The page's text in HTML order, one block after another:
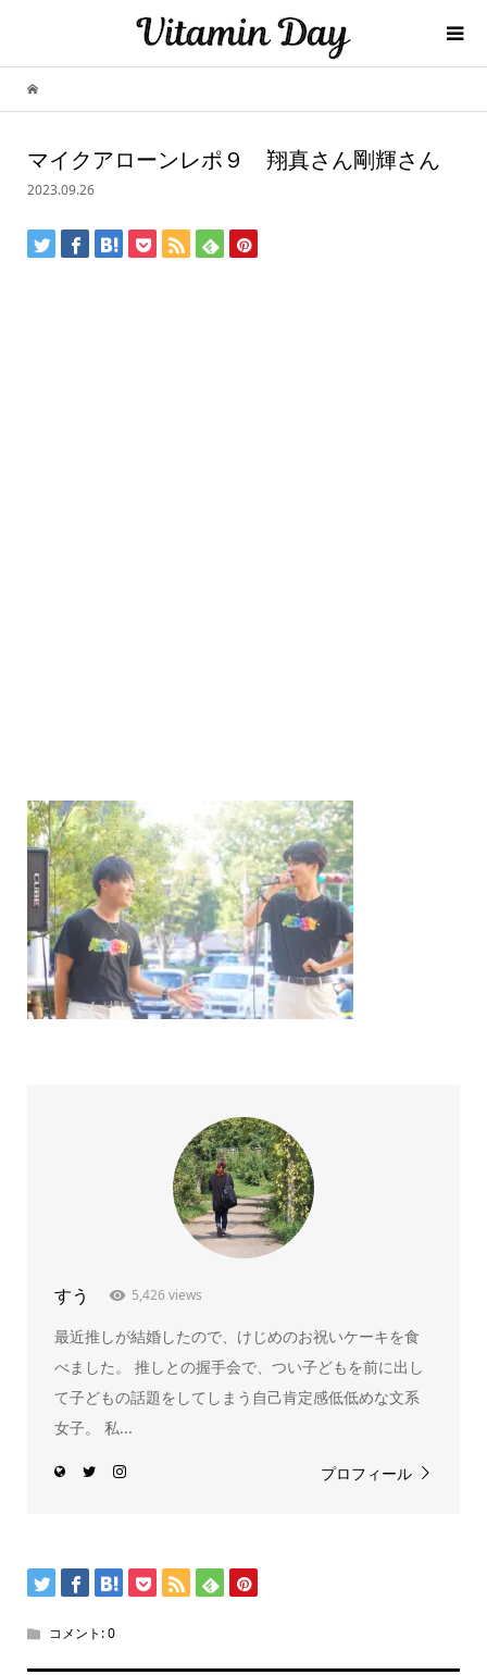
マイクアローンレポ９ 翔真さん剛輝さん
2023.09.26
すう 5,426 views
最近推しが結婚したので、けじめのお祝いケーキを食
べました。 推しとの握手会で、つい子どもを前に出し
て子どもの話題をしてしまう自己肯定感低低めな文系
女子。 私...
プロフィール
コメント:0